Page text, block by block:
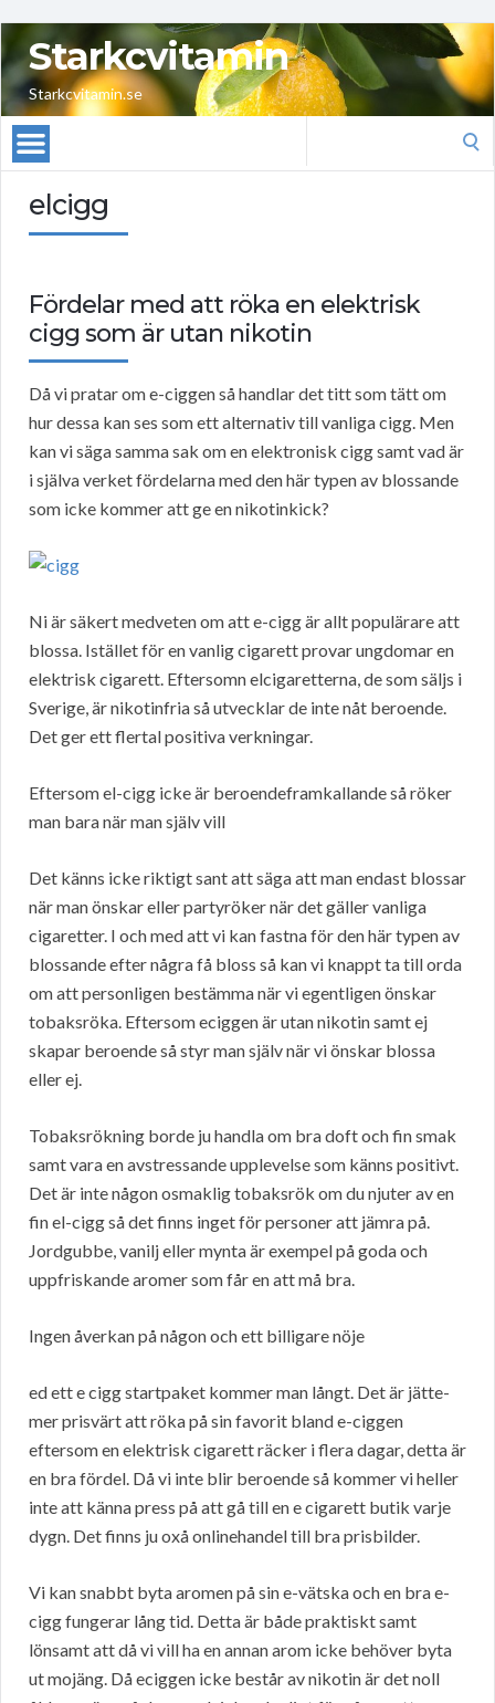
Starkcvitamin
Starkcvitamin.se
elcigg
Fördelar med att röka en elektrisk
cigg som är utan nikotin
Då vi pratar om e-ciggen så handlar det titt som tätt om
hur dessa kan ses som ett alternativ till vanliga cigg. Men
kan vi säga samma sak om en elektronisk cigg samt vad är
i själva verket fördelarna med den här typen av blossande
som icke kommer att ge en nikotinkick?
Ni är säkert medveten om att e-cigg är allt populärare att
blossa. Istället för en vanlig cigarett provar ungdomar en
elektrisk cigarett. Eftersomn elcigaretterna, de som säljs i
Sverige, är nikotinfria så utvecklar de inte nåt beroende.
Det ger ett flertal positiva verkningar.
Eftersom el-cigg icke är beroendeframkallande så röker
man bara när man själv vill
Det känns icke riktigt sant att säga att man endast blossar
när man önskar eller partyröker när det gäller vanliga
cigaretter. I och med att vi kan fastna för den här typen av
blossande efter några få bloss så kan vi knappt ta till orda
om att personligen bestämma när vi egentligen önskar
tobaksröka. Eftersom eciggen är utan nikotin samt ej
skapar beroende så styr man själv när vi önskar blossa
eller ej.
Tobaksrökning borde ju handla om bra doft och fin smak
samt vara en avstressande upplevelse som känns positivt.
Det är inte någon osmaklig tobaksrök om du njuter av en
fin el-cigg så det finns inget för personer att jämra på.
Jordgubbe, vanilj eller mynta är exempel på goda och
uppfriskande aromer som får en att må bra.
Ingen åverkan på någon och ett billigare nöje
ed ett e cigg startpaket kommer man långt. Det är jätte-
mer prisvärt att röka på sin favorit bland e-ciggen
eftersom en elektrisk cigarett räcker i flera dagar, detta är
en bra fördel. Då vi inte blir beroende så kommer vi heller
inte att känna press på att gå till en e cigarett butik varje
dygn. Det finns ju oxå onlinehandel till bra prisbilder.
Vi kan snabbt byta aromen på sin e-vätska och en bra e-
cigg fungerar lång tid. Detta är både praktiskt samt
lönsamt att då vi vill ha en annan arom icke behöver byta
ut mojäng. Då eciggen icke består av nikotin är det noll